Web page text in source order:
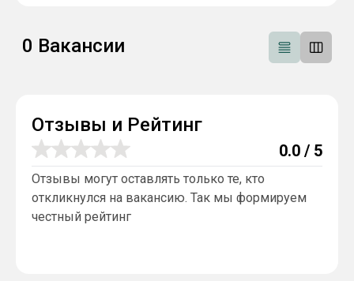
0 Вакансии
Отзывы и Рейтинг
0.0 / 5
Отзывы могут оставлять только те, кто
откликнулся на вакансию. Так мы формируем
честный рейтинг